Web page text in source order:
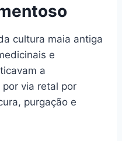
cultura maia antiga
e
a
via retal por
purgação e